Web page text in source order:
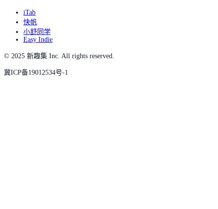
iTab
快帆
小舒同学
Easy Indie
© 2025 新趣集 Inc. All rights reserved.
冀ICP备19012534号-1